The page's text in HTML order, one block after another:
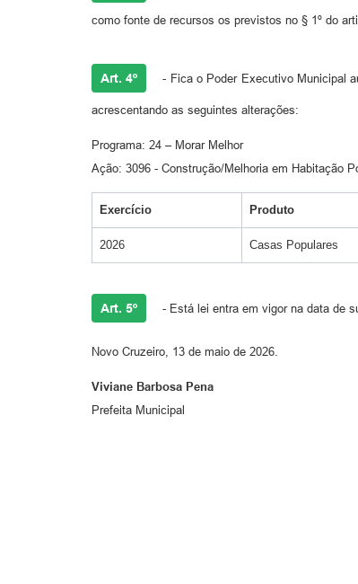
como fonte de recursos os previstos no § 1º do
Art. 4º - Fica o Poder Executivo Municipal
acrescentando as seguintes alterações:
Programa: 24 – Morar Melhor
Ação: 3096 - Construção/Melhoria em Habitação
Exercício Produto
2026 Casas Populares
Art. 5º - Está lei entra em vigor na data de
Novo Cruzeiro, 13 de maio de 2026.
Viviane Barbosa Pena
Prefeita Municipal